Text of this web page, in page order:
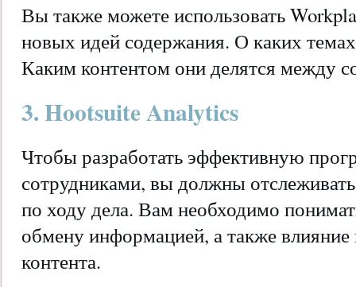
Вы также можете использовать
новых идей содержания. О каких
Каким контентом они делятся между
3. Hootsuite Analytics
Чтобы разработать эффективную
сотрудниками, вы должны
по ходу дела. Вам необходимо
обмену информацией, а также влияние
контента.